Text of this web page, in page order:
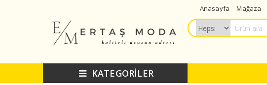
Anasayfa Mağaza
KATEGORİLER